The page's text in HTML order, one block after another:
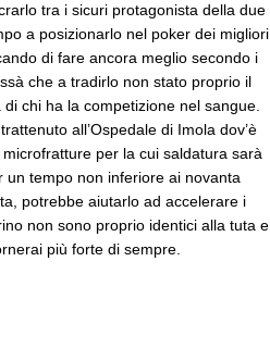
tra i sicuri protagonista della due
a posizionarlo nel poker dei migliori
di fare ancora meglio secondo i
che a tradirlo non stato proprio il
chi ha la competizione nel sangue.
all’Ospedale di Imola dov’è
per la cui saldatura sarà
tempo non inferiore ai novanta
potrebbe aiutarlo ad accelerare i
non sono proprio identici alla tuta e
più forte di sempre.